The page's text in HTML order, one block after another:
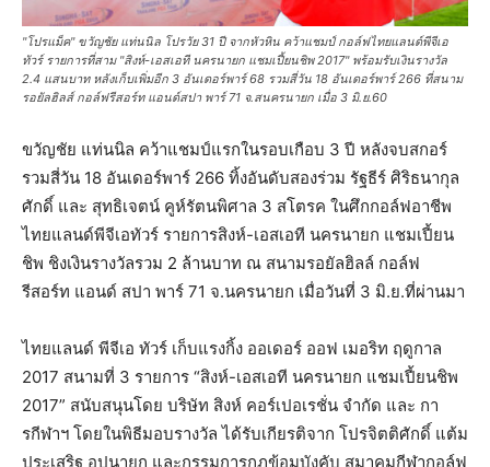
"โปรแม็ค" ขวัญชัย แท่นนิล โปรวัย 31 ปี จากหัวหิน คว้าแชมป์ กอล์ฟไทยแลนด์พีจีเอ
ทัวร์ รายการที่สาม "สิงห์-เอสเอที นครนายก แชมเปี้ยนชิพ 2017" พร้อมรับเงินรางวัล
2.4 แสนบาท หลังเก็บเพิ่มอีก 3 อันเดอร์พาร์ 68 รวมสี่วัน 18 อันเดอร์พาร์ 266 ที่สนาม
รอยัลฮิลส์ กอล์ฟรีสอร์ท แอนด์สปา พาร์ 71 จ.สนครนายก เมื่อ 3 มิ.ย.60
ขวัญชัย แท่นนิล คว้าแชมป์แรกในรอบเกือบ 3 ปี หลังจบสกอร์
รวมสี่วัน 18 อันเดอร์พาร์ 266 ทิ้งอันดับสองร่วม รัฐธีร์ ศิริธนากุล
ศักดิ์ และ สุทธิเจตน์ คูห์รัตนพิศาล 3 สโตรค ในศึกกอล์ฟอาชีพ
ไทยแลนด์พีจีเอทัวร์ รายการสิงห์-เอสเอที นครนายก แชมเปี้ยน
ชิพ ชิงเงินรางวัลรวม 2 ล้านบาท ณ สนามรอยัลฮิลล์ กอล์ฟ
รีสอร์ท แอนด์ สปา พาร์ 71 จ.นครนายก เมื่อวันที่ 3 มิ.ย.ที่ผ่านมา
ไทยแลนด์ พีจีเอ ทัวร์ เก็บแรงกิ้ง ออเดอร์ ออฟ เมอริท ฤดูกาล
2017 สนามที่ 3 รายการ “สิงห์-เอสเอที นครนายก แชมเปี้ยนชิพ
2017” สนับสนุนโดย บริษัท สิงห์ คอร์เปอเรชั่น จำกัด และ กา
รกีฬาฯ โดยในพิธีมอบรางวัล ได้รับเกียรติจาก โปรจิตติศักดิ์ แต้ม
ประเสริฐ อุปนายก และกรรมการกฎข้อมบังคับ สมาคมกีฬากอล์ฟ